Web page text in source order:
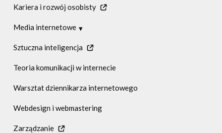
Kariera i rozwój osobisty
Media internetowe
Media internetowe w Polsce
Media internetowe zagranicą
Sztuczna inteligencja
Teoria komunikacji w internecie
Warsztat dziennikarza internetowego
Webdesign i webmastering
Zarządzanie